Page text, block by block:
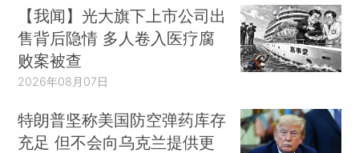
【我闻】光大旗下上市公司出
售背后隐情 多人卷入医疗腐
败案被查
2026年08月07日
特朗普坚称美国防空弹药库存
充足 但不会向乌克兰提供更